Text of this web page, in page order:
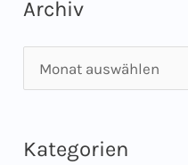
Archiv
r
h
Kategorien